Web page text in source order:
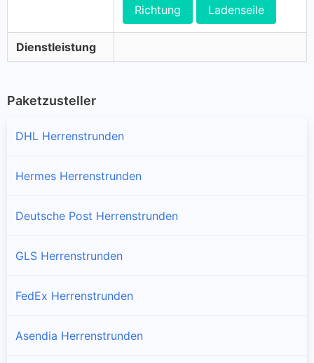
Richtung Ladenseile
Dienstleistung
Paketzusteller
DHL Herrenstrunden
Hermes Herrenstrunden
Deutsche Post Herrenstrunden
GLS Herrenstrunden
FedEx Herrenstrunden
Asendia Herrenstrunden